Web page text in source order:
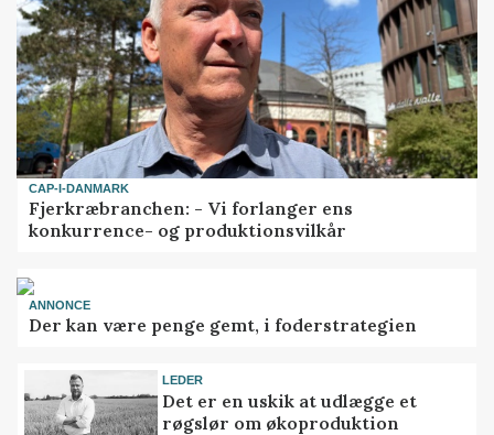
CAP-I-DANMARK
Fjerkræbranchen: - Vi forlanger ens
konkurrence- og produktionsvilkår
ANNONCE
Der kan være penge gemt, i foderstrategien
LEDER
Det er en uskik at udlægge et
røgslør om økoproduktion